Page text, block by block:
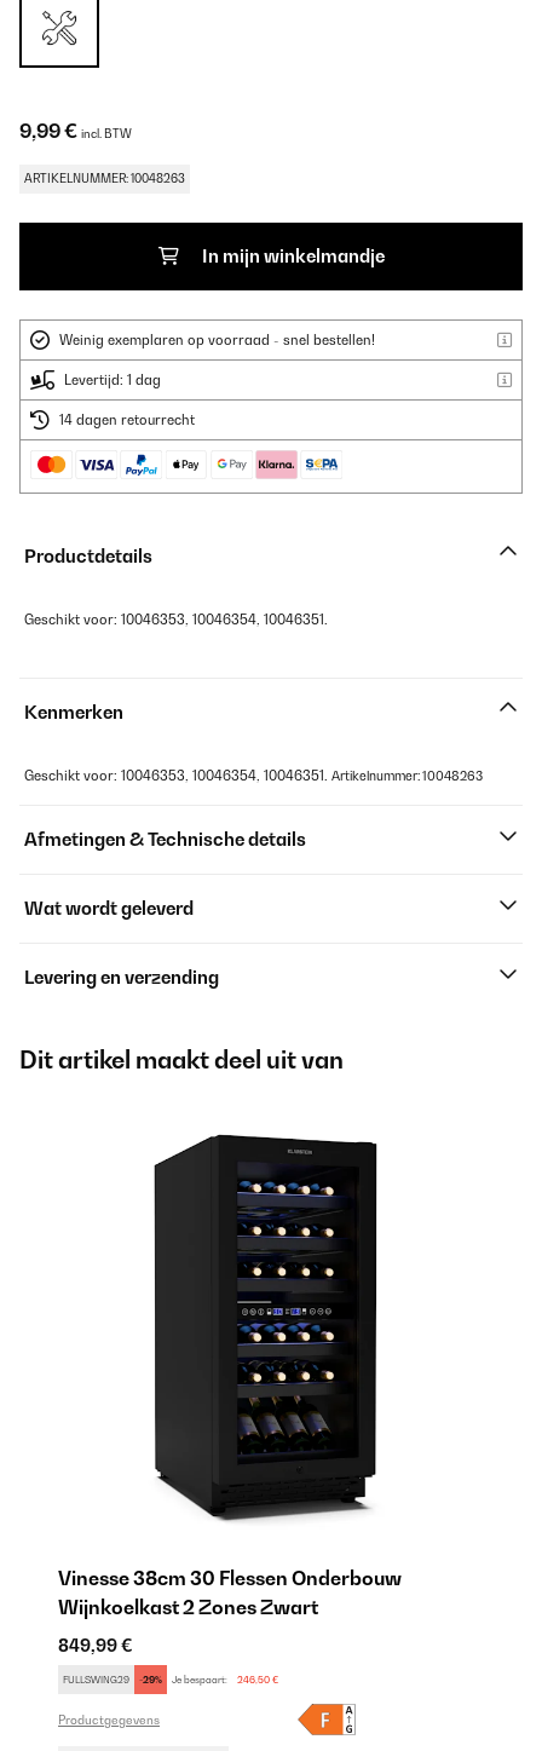
9,99 € incl. BTW
ARTIKELNUMMER: 10048263
In mijn winkelmandje
Weinig exemplaren op voorraad - snel bestellen!
Levertijd: 1 dag
14 dagen retourrecht
Productdetails
Geschikt voor: 10046353, 10046354, 10046351.
Kenmerken
Geschikt voor: 10046353, 10046354, 10046351. Artikelnummer: 10048263
Afmetingen & Technische details
Wat wordt geleverd
Levering en verzending
Dit artikel maakt deel uit van
Vinesse 38cm 30 Flessen Onderbouw
Wijnkoelkast 2 Zones Zwart
849,99 €
FULLSWING29 -29% Je bespaart: 246,50 €
Productgegevens